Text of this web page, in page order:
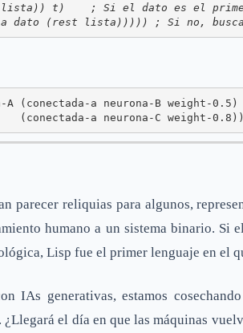
t)    ; Si el dato es el
(rest lista))))) ; Si no,
(conectada-a neurona-B weight-0.5)
C weight-
parecer reliquias para algunos,
humano a un sistema binario. Si
Lisp fue el primer lenguaje en el
IAs generativas, estamos
¿Llegará el día en que las máquinas